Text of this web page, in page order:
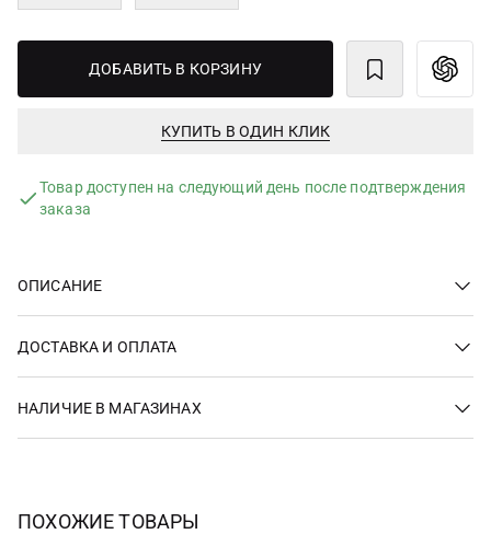
ДОБАВИТЬ В КОРЗИНУ
КУПИТЬ В ОДИН КЛИК
Товар доступен на следующий день после подтверждения
заказа
ОПИСАНИЕ
ДОСТАВКА И ОПЛАТА
НАЛИЧИЕ В МАГАЗИНАХ
ПОХОЖИЕ ТОВАРЫ